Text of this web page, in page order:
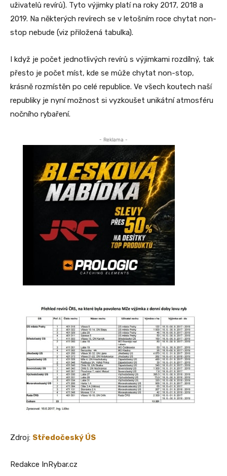
uživatelů revírů). Tyto výjimky platí na roky 2017, 2018 a
2019. Na některých revírech se v letošním roce chytat non-
stop nebude (viz přiložená tabulka).
I když je počet jednotlivých revírů s výjimkami rozdílný, tak
přesto je počet míst, kde se může chytat non-stop,
krásně rozmístěn po celé republice. Ve všech koutech naší
republiky je nyní možnost si vyzkoušet unikátní atmosféru
nočního rybaření.
- Reklama -
Zdroj: Středočeský ÚS
Redakce InRybar.cz